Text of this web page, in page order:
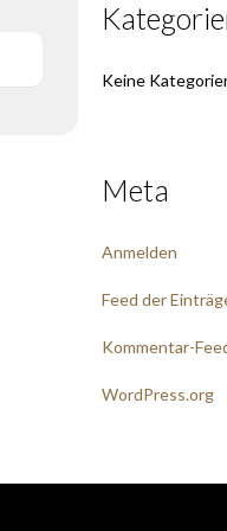
Keine
Meta
Anmelden
Feed der
Kommentar-
WordPress.org